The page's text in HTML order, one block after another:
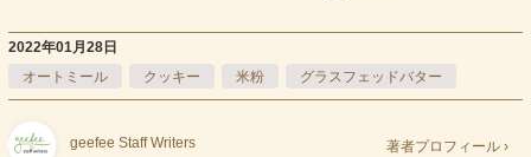
2022年01月28日
オートミール
クッキー 米粉 グラスフェッドバター
geefee Staff Writers 著者プロフィール ›